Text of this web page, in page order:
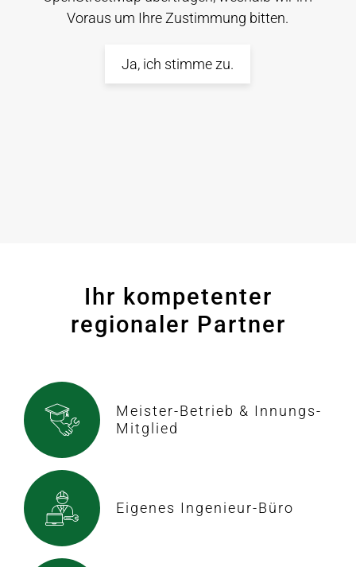
Voraus um Ihre Zustimmung bitten.
Ja, ich stimme zu.
Ihr kompetenter
regionaler Partner
Meister-Betrieb & Innungs-
Mitglied
Eigenes Ingenieur-Büro